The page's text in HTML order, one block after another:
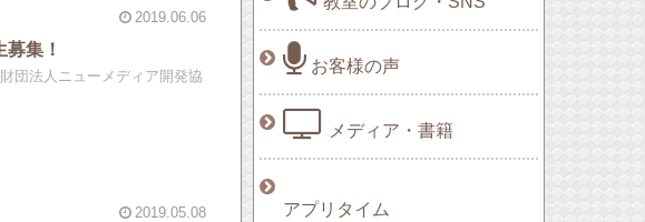
2019.06.06
集！
団法人ニューメディア開発協
2019.05.08
お客様の声
メディア・書籍
アプリタイム